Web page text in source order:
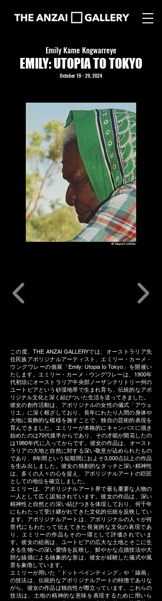
Emily Kame Kngwarreye
EMILY: UTOPIA TO TOKYO
October 19- 29, 2024
​©︎ Mayumi Uchida
この度、THE ANZAI GALLERYでは、オーストラリア先
住民族アボリジナルアーティスト、エミリー・カーメ・
ウングワレーの個展「Emily: Utopia to Tokyo」を開催い
たします。エミリー・カーメ・ウングワレーは、1900年
代初頭にオーストラリア中央部ノーザンテリトリー州の
ユートピアという砂漠地帯で生まれ育ち、伝統的なアボ
リジナル文化と深く結びついた生活を送ってきました。
彼女の創作活動は、アボリジナルの女性の儀式「アウェ
リエ」に深く根ざしており、長年にわたり人間の身体や
大地に装飾的な模様を施すことで、独自の芸術的表現を
育んできました。エミリーが本格的にキャンバスに描き
始めたのは70代後半からであり、その才能が開花したの
は1980年代に入ってからです。彼女の作品は、オースト
ラリアの大地と自然に対する深い敬意が込められたもの
であり、8年間という短期間におよそ3,000点以上の作品
を生み出しました。彼女の独創的なタッチと深い精神性
は、多くの人々の心を捉え、アボリジナルアートの巨匠
としての地位を確立しました。
エミリーは、アボリジナルアート界で最も重要な人物の
一人として広く認知されています。彼女の作品は、深い
精神性と自然との深い結びつきを体現しており、何千年
にもわたって受け継がれてきた文化的伝統を反映してい
ます。アボリジナルアートは、アボリジナルの人々が何
世代にもわたって伝えてきた視覚的な文化の表現であ
り、エミリーの作品もその一環として評価されていま
す。彼女の絵画は、ユートピアの広大な土地とそこに生
きる生物への深い愛情を反映し、鮮やかな点描技法や大
胆な線描による抽象的な形は、彼女が経験した儀式や風
景を象徴しています。
エミリーが用いた「ドットペインティング」や「線画」
の技法は、伝統的なアボリジナルアートの特徴でありな
がら、彼女の作品は独自性が際立っています。これらの
技法は、土地の精神的な意味を表現するために用いら